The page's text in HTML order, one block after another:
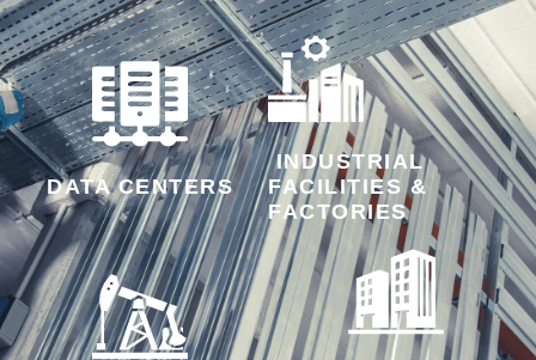
DATA CENTERS
INDUSTRIAL
FACILITIES &
FACTORIES